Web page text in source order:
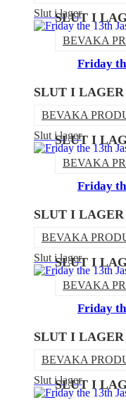
Slut i lager
SLUT I
BEVAKA
Friday
SLUT I LAGER
BEVAKA
Slut i lager
SLUT I
BEVAKA
Friday
SLUT I LAGER
BEVAKA
Slut i lager
SLUT I
BEVAKA
Friday
SLUT I LAGER
BEVAKA
Slut i lager
SLUT I